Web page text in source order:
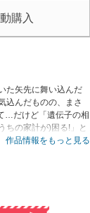
購入
た矢先に舞い込んだ
込んだものの、まさ
…だけど「遺伝子の相
ちの家計が)困る!」と
作品情報をもっと見る